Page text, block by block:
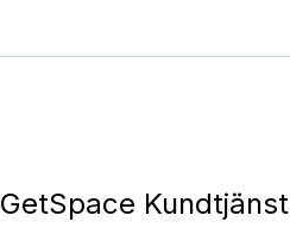
GetSpace Kundtjänst